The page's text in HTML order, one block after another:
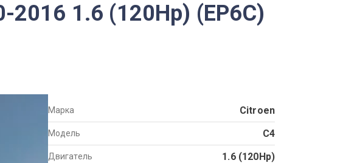
2016 1.6 (120Hp) (EP6C)
Марка Citroen
Модель C4
Двигатель 1.6 (120Hp)